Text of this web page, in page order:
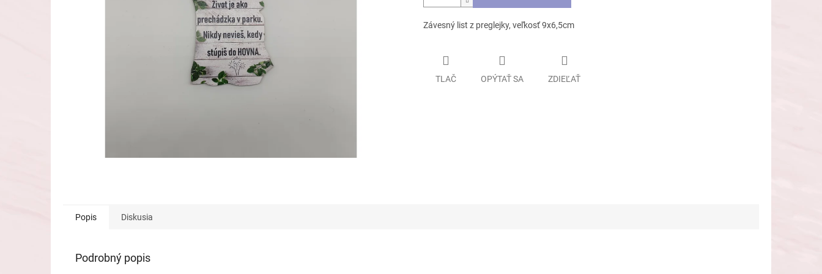
Závesný list z preglejky, veľkosť 9x6,5cm
TLAČ OPÝTAŤ SA ZDIEĽAŤ
Popis Diskusia
Podrobný popis